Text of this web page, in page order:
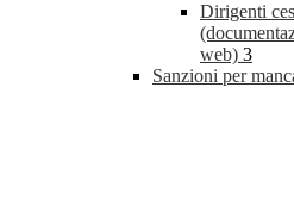
Dirigenti
web) 3
Sanzioni per